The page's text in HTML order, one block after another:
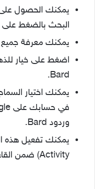
يمكنك الحصول
البحث بالضغط على Google it.
يمكنك معرفة جميع
اضغط على خيار
Bard.
وردود Bard.
Activity) ضمن القاءمة الجانبية.